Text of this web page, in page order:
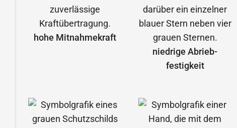
hohe Mitnahmekraft
niedrige Abrieb­
festigkeit